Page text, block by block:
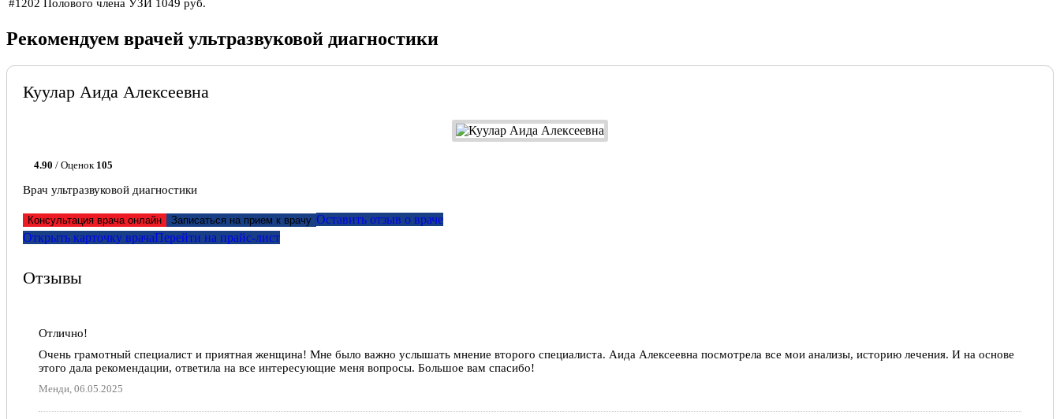
#1202 Полового члена УЗИ 1049 руб.
Рекомендуем врачей ультразвуковой диагностики
Куулар Аида Алексеевна
4.90 / Оценок 105
Врач ультразвуковой диагностики
Консультация врача онлайн Записаться на прием к врачу Оставить отзыв о враче
Открыть карточку врачаПерейти на прайс-лист
Отзывы
Отлично!
Очень грамотный специалист и приятная женщина! Мне было важно услышать мнение второго специалиста. Аида Алексеевна посмотрела все мои анализы, историю лечения. И на основе
этого дала рекомендации, ответила на все интересующие меня вопросы. Большое вам спасибо!
Менди, 06.05.2025